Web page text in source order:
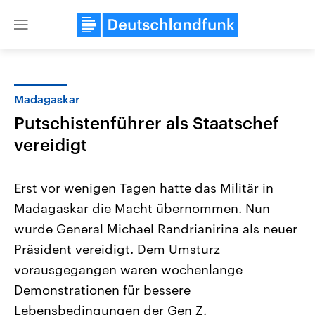
Close
Landtagswahl Sachsen-Anhalt
2026
Alle Informationen
Sachsen-Anhalt wählt am 6.
September 2026 einen neuen
Bundesland von einer Koalition aus
USA
Aktuelle Beiträge,
Hintergründe
Wirtschaftlich und
gehören die Vereinigten
mit großem Einfluss auf
Madagaskar
Putschistenführer als Staatschef
vereidigt
Erst vor wenigen Tagen hatte das Militär in
Madagaskar die Macht übernommen. Nun
wurde General Michael Randrianirina als neuer
Präsident vereidigt. Dem Umsturz
vorausgegangen waren wochenlange
Demonstrationen für bessere
Lebensbedingungen der Gen Z.